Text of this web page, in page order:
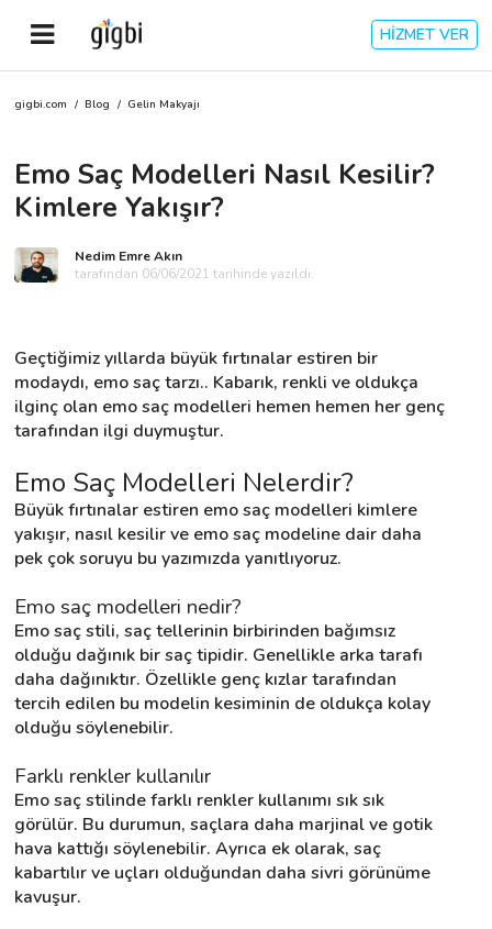
HİZMET VER
Anasayfa
Giriş Yap
Kategoriler
🎈 Biz Kimiz?
🧐 Nasıl Çalışır?
🌟 Müşteri Değerlendirmeleri
Destek
İletişim
Kariyer
Blog
gigbi.com / Blog / Gelin Makyajı
Emo Saç Modelleri Nasıl Kesilir?
Kimlere Yakışır?
Nedim Emre Akın
tarafından 06/06/2021 tarihinde yazıldı.
Geçtiğimiz yıllarda büyük fırtınalar estiren bir
modaydı, emo saç tarzı.. Kabarık, renkli ve oldukça
ilginç olan emo saç modelleri hemen hemen her genç
tarafından ilgi duymuştur.
Emo Saç Modelleri Nelerdir?
Büyük fırtınalar estiren emo saç modelleri kimlere
yakışır, nasıl kesilir ve emo saç modeline dair daha
pek çok soruyu bu yazımızda yanıtlıyoruz.
Emo saç modelleri nedir?
Emo saç stili, saç tellerinin birbirinden bağımsız
olduğu dağınık bir saç tipidir. Genellikle arka tarafı
daha dağınıktır. Özellikle genç kızlar tarafından
tercih edilen bu modelin kesiminin de oldukça kolay
olduğu söylenebilir.
Farklı renkler kullanılır
Emo saç stilinde farklı renkler kullanımı sık sık
görülür. Bu durumun, saçlara daha marjinal ve gotik
hava kattığı söylenebilir. Ayrıca ek olarak, saç
kabartılır ve uçları olduğundan daha sivri görünüme
kavuşur.